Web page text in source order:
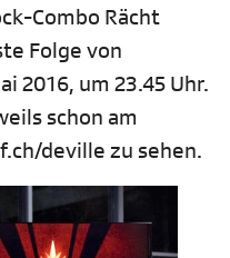
Combo Rächt
Folge von
2016, um 23.45 Uhr.
schon am
deville zu sehen.